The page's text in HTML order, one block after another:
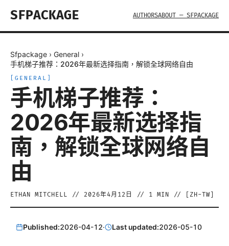
SFPACKAGE AUTHORSABOUT — SFPACKAGE
Sfpackage › General ›
手机梯子推荐：2026年最新选择指南，解锁全球网络自由
GENERAL
手机梯子推荐：
2026年最新选择指
南，解锁全球网络自
由
ETHAN MITCHELL // 2026年4月12日 // 1 MIN // [ ZH-TW
Published:2026-04-12· Last updated:2026-05-10